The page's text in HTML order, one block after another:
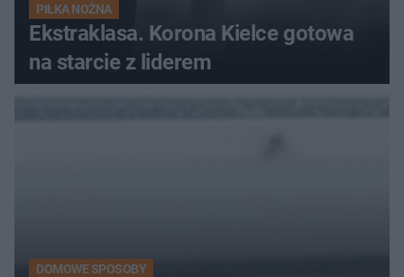
PIŁKA NOŻNA
Ekstraklasa. Korona Kielce gotowa
na starcie z liderem
DOMOWE SPOSOBY